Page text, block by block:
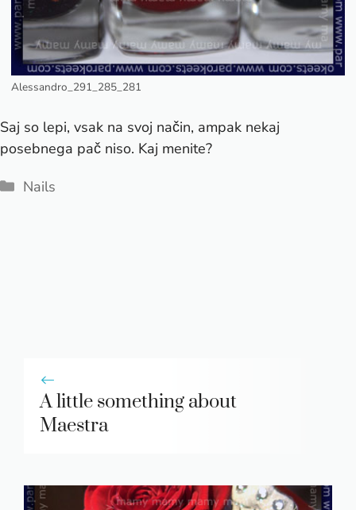
Alessandro_291_285_281
Saj so lepi, vsak na svoj način, ampak nekaj
posebnega pač niso. Kaj menite?
Categories
Nails
A little something about
Maestra